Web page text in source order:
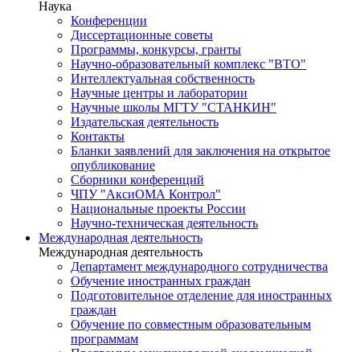
Наука
Конференции
Диссертационные советы
Программы, конкурсы, гранты
Научно-образовательный комплекс "ВТО"
Интеллектуальная собственность
Научные центры и лаборатории
Научные школы МГТУ "СТАНКИН"
Издательская деятельность
Контакты
Бланки заявлений для заключения на открытое
опубликование
Сборники конференций
ЧПУ "АксиОМА Контрол"
Национальные проекты России
Научно-техническая деятельность
Международная деятельность
Международная деятельность
Департамент международного сотрудничества
Обучение иностранных граждан
Подготовительное отделение для иностранных
граждан
Обучение по совместным образовательным
программам